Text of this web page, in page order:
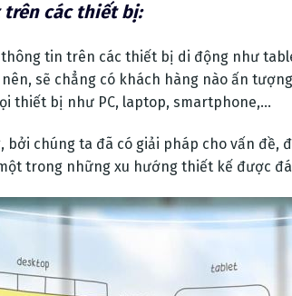
các thiết bị:
tin trên các thiết bị di động như
sẽ chẳng có khách hàng nào ấn
thiết bị như PC, laptop, smartphone,…
bởi chúng ta đã có giải pháp cho vấn đề,
trong những xu hướng thiết kế được